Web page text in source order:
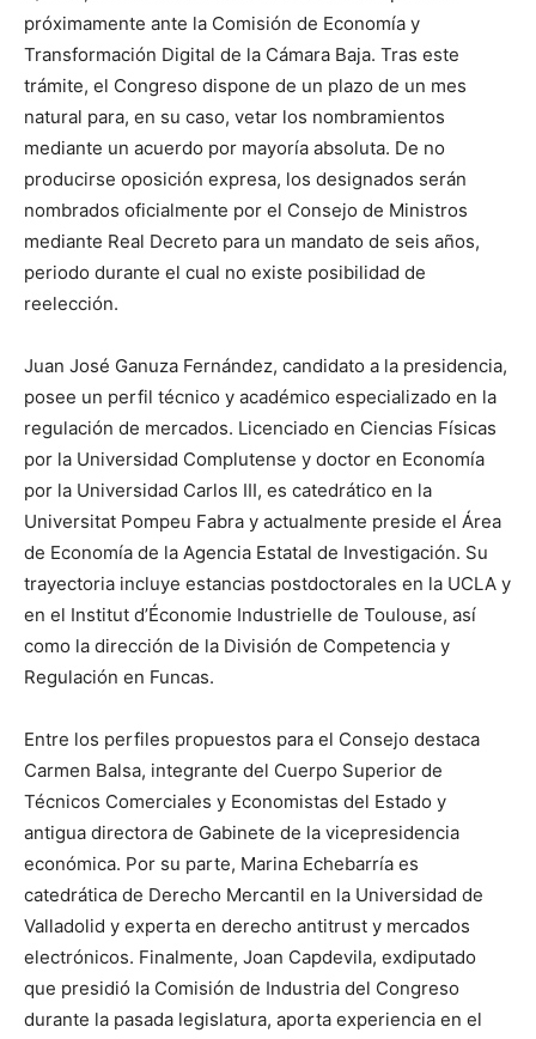
próximamente ante la Comisión de Economía y
Transformación Digital de la Cámara Baja. Tras este
trámite, el Congreso dispone de un plazo de un mes
natural para, en su caso, vetar los nombramientos
mediante un acuerdo por mayoría absoluta. De no
producirse oposición expresa, los designados serán
nombrados oficialmente por el Consejo de Ministros
mediante Real Decreto para un mandato de seis años,
periodo durante el cual no existe posibilidad de
reelección.
Juan José Ganuza Fernández, candidato a la presidencia,
posee un perfil técnico y académico especializado en la
regulación de mercados. Licenciado en Ciencias Físicas
por la Universidad Complutense y doctor en Economía
por la Universidad Carlos III, es catedrático en la
Universitat Pompeu Fabra y actualmente preside el Área
de Economía de la Agencia Estatal de Investigación. Su
trayectoria incluye estancias postdoctorales en la UCLA y
en el Institut d’Économie Industrielle de Toulouse, así
como la dirección de la División de Competencia y
Regulación en Funcas.
Entre los perfiles propuestos para el Consejo destaca
Carmen Balsa, integrante del Cuerpo Superior de
Técnicos Comerciales y Economistas del Estado y
antigua directora de Gabinete de la vicepresidencia
económica. Por su parte, Marina Echebarría es
catedrática de Derecho Mercantil en la Universidad de
Valladolid y experta en derecho antitrust y mercados
electrónicos. Finalmente, Joan Capdevila, exdiputado
que presidió la Comisión de Industria del Congreso
durante la pasada legislatura, aporta experiencia en el